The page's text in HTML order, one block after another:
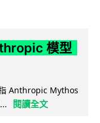
模型
Anthropic Mythos
閱讀全文